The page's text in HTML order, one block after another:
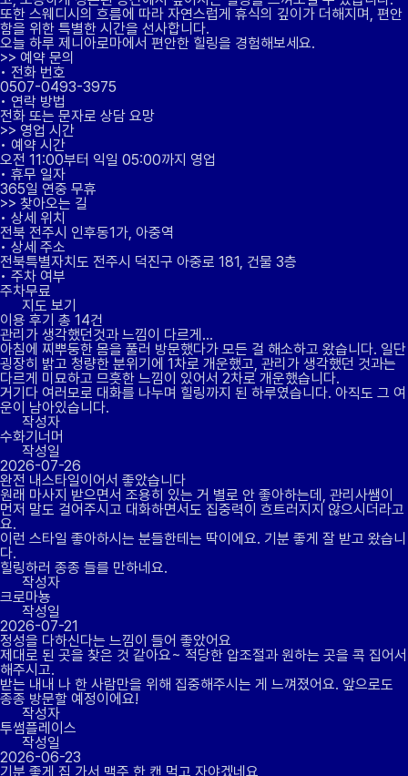
또한 스웨디시의 흐름에 따라 자연스럽게 휴식의 깊이가 더해지며, 편안
함을 위한 특별한 시간을 선사합니다.
오늘 하루 제니아로마에서 편안한 힐링을 경험해보세요.
>> 예약 문의
• 전화 번호
0507-0493-3975
• 연락 방법
전화 또는 문자로 상담 요망
>> 영업 시간
• 예약 시간
오전 11:00부터 익일 05:00까지 영업
• 휴무 일자
365일 연중 무휴
>> 찾아오는 길
• 상세 위치
전북 전주시 인후동1가, 아중역
• 상세 주소
전북특별자치도 전주시 덕진구 아중로 181, 건물 3층
• 주차 여부
주차무료
지도 보기
이용 후기 총 14건
관리가 생각했던것과 느낌이 다르게...
아침에 찌뿌둥한 몸을 풀러 방문했다가 모든 걸 해소하고 왔습니다. 일단
굉장히 밝고 청량한 분위기에 1차로 개운했고, 관리가 생각했던 것과는
다르게 미묘하고 므흣한 느낌이 있어서 2차로 개운했습니다.
거기다 여러모로 대화를 나누며 힐링까지 된 하루였습니다. 아직도 그 여
운이 남아있습니다.
작성자
수화기너머
작성일
2026-07-26
완전 내스타일이어서 좋았습니다
원래 마사지 받으면서 조용히 있는 거 별로 안 좋아하는데, 관리사쌤이
먼저 말도 걸어주시고 대화하면서도 집중력이 흐트러지지 않으시더라고
요.
이런 스타일 좋아하시는 분들한테는 딱이에요. 기분 좋게 잘 받고 왔습니
다.
힐링하러 종종 들를 만하네요.
작성자
크로마뇽
작성일
2026-07-21
정성을 다하신다는 느낌이 들어 좋았어요
제대로 된 곳을 찾은 것 같아요~ 적당한 압조절과 원하는 곳을 콕 집어서
해주시고.
받는 내내 나 한 사람만을 위해 집중해주시는 게 느껴졌어요. 앞으로도
종종 방문할 예정이에요!
작성자
투썸플레이스
작성일
2026-06-23
기분 좋게 집 가서 맥주 한 캔 먹고 자야겠네요